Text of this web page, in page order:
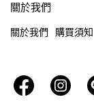
關於我們
關於我們 購買須知